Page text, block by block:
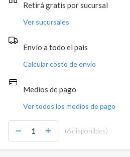
Retirá gratis por sucursal
Ver sucursales
Envío a todo el país
Calcular costo de envío
Medios de pago
Ver todos los medios de pago
(6 disponibles)